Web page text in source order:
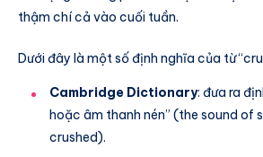
thậm chí cả vào cuối tuần.
Dưới đây là một số định nghĩa của từ
Cambridge Dictionary: đưa ra
hoặc âm thanh nén” (the sound of
crushed).